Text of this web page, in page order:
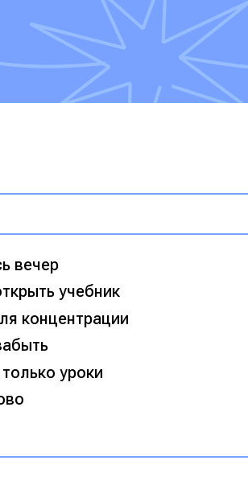
вечер
учебник
концентрации
уроки